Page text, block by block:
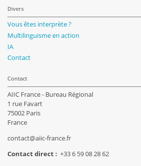
Divers
Vous êtes interprète ?
Multilinguisme en action
IA
Contact
Contact
AIIC France - Bureau Régional
1 rue Favart
75002 Paris
France
contact@aiic-france.fr
Contact direct : +33 6 59 08 28 62